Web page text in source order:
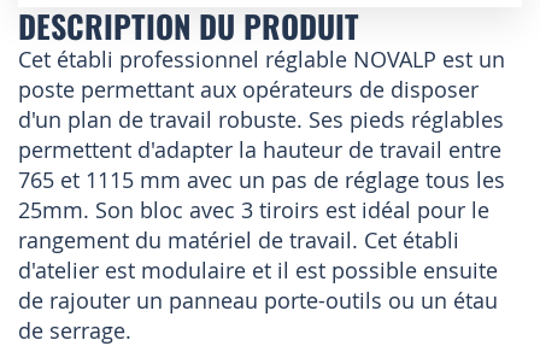
DESCRIPTION DU PRODUIT
Cet établi professionnel réglable NOVALP est un
poste permettant aux opérateurs de disposer
d'un plan de travail robuste. Ses pieds réglables
permettent d'adapter la hauteur de travail entre
765 et 1115 mm avec un pas de réglage tous les
25mm. Son bloc avec 3 tiroirs est idéal pour le
rangement du matériel de travail. Cet établi
d'atelier est modulaire et il est possible ensuite
de rajouter un panneau porte-outils ou un étau
de serrage.